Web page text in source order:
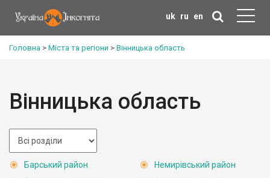
uk ru en
Головна > Міста та регіони > Вінницька область
Вінницька область
Барський район
Немирівський район